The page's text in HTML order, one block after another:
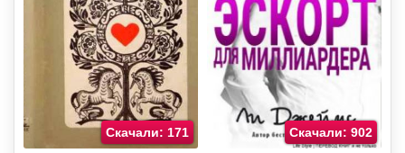
Скачали: 171 Скачали: 902